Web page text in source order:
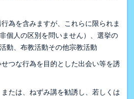
為を含みますが、これらに限られま
個人の区別を問いません）、選挙の
動、布教活動その他宗教活動
つな行為を目的とした出会い等を誘
たは、ねずみ講を勧誘し、若しくは